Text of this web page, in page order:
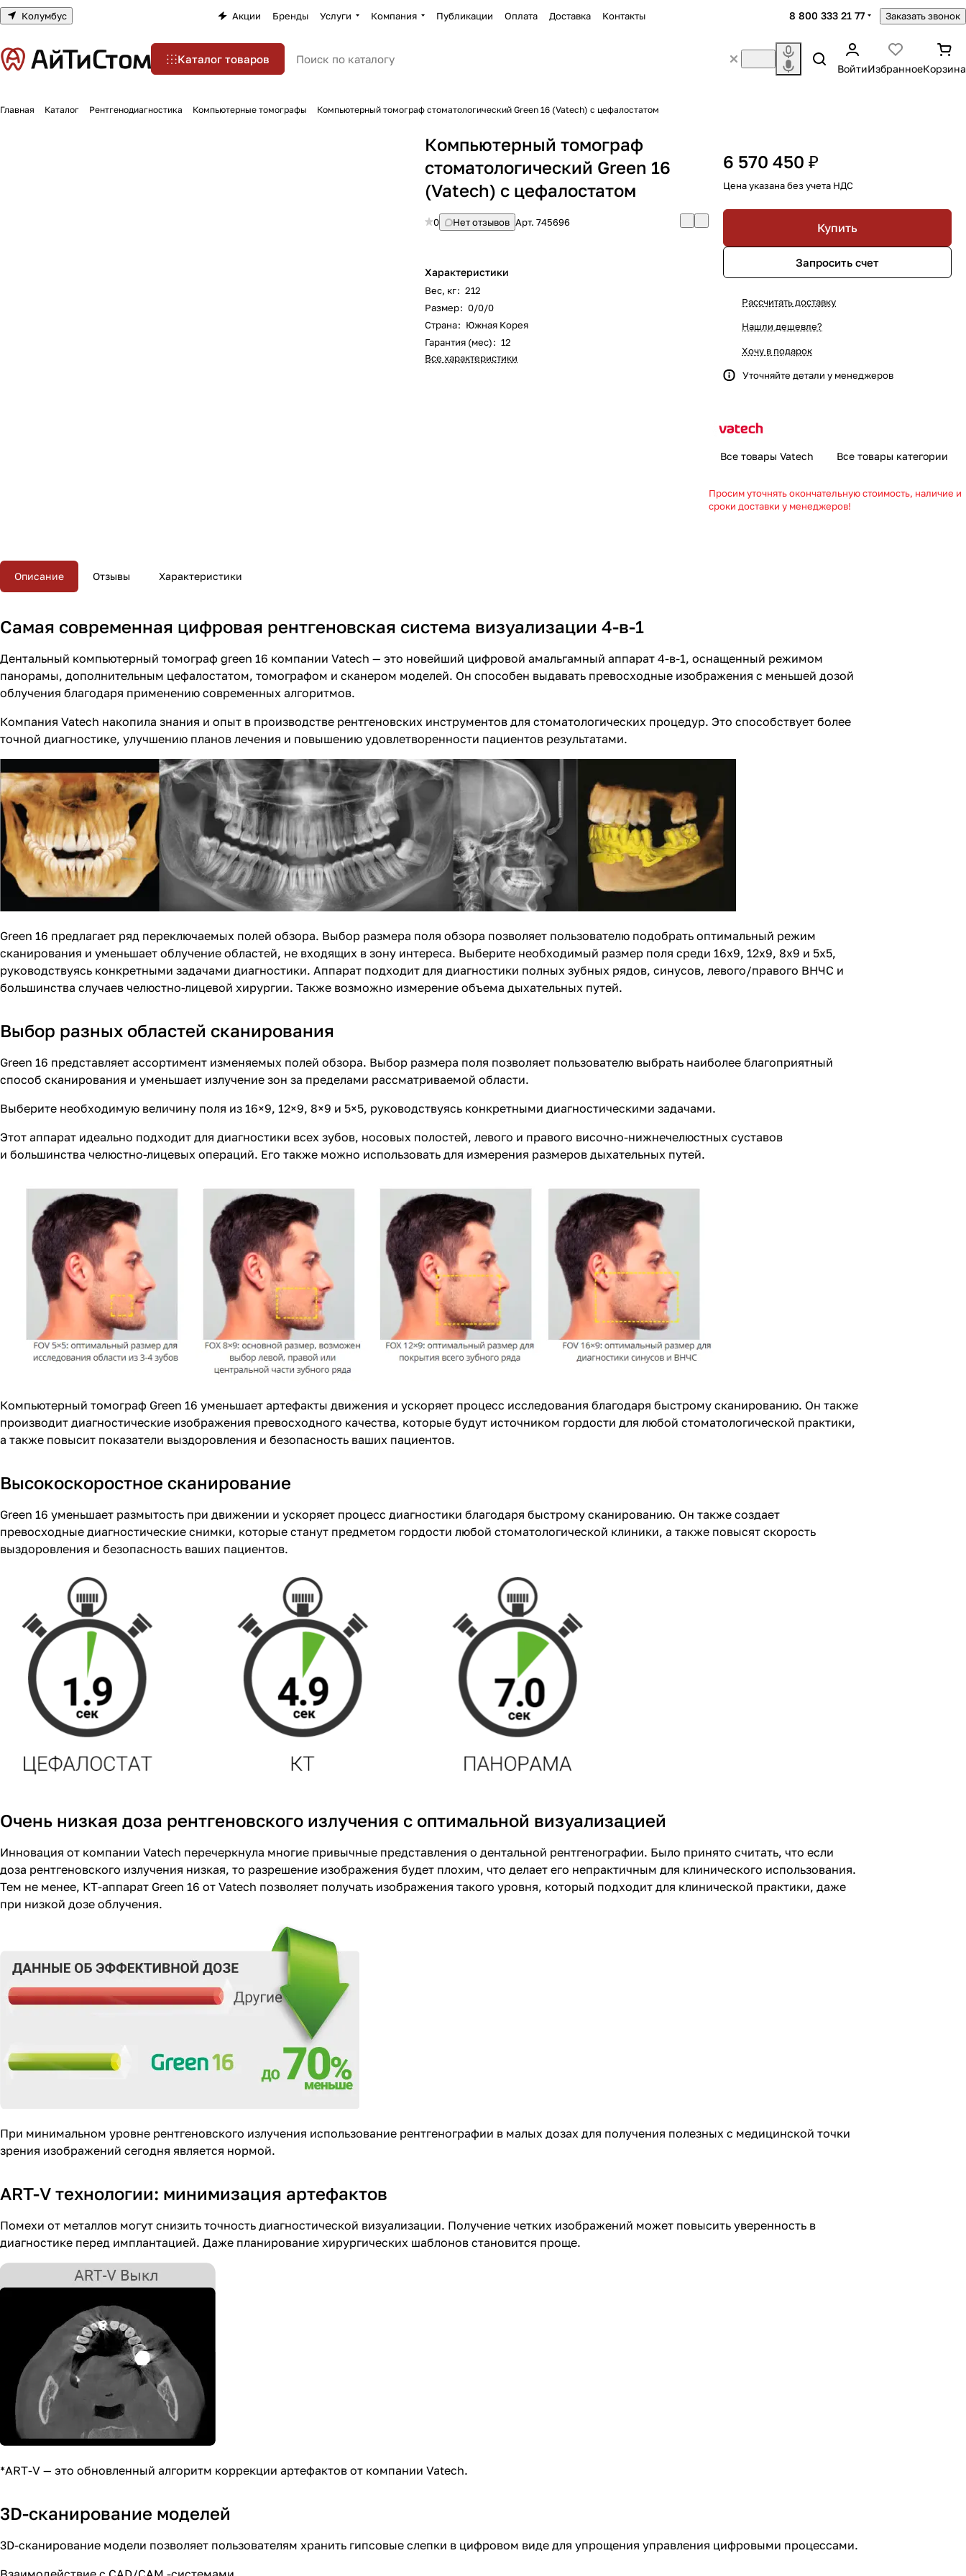
Колумбус Акции Бренды Услуги Компания Публикации Оплата Доставка Контакты 8 800 333 21 77 Заказать звонок
Каталог товаров
ВойтиИзбранноеКорзина
Главная Каталог Рентгенодиагностика Компьютерные томографы Компьютерный томограф стоматологический Green 16 (Vatech) с цефалостатом
Компьютерный томограф
стоматологический Green 16
(Vatech) с цефалостатом
0 Нет отзывов Арт.745696
Характеристики
Вес, кг: 212
Размер: 0/0/0
Страна: Южная Корея
Гарантия (мес): 12
Все характеристики
6 570 450 ₽
Цена указана без учета НДС
Купить
Запросить счет
Рассчитать доставку
Нашли дешевле?
Хочу в подарок
Уточняйте детали у менеджеров
Все товары Vatech Все товары категории
Просим уточнять окончательную стоимость, наличие и
сроки доставки у менеджеров!
Описание Отзывы Характеристики
Самая современная цифровая рентгеновская система визуализации 4-в-1
Дентальный компьютерный томограф green 16 компании Vatech — это новейший цифровой амальгамный аппарат 4-в-1, оснащенный режимом
панорамы, дополнительным цефалостатом, томографом и сканером моделей. Он способен выдавать превосходные изображения с меньшей дозой
облучения благодаря применению современных алгоритмов.
Компания Vatech накопила знания и опыт в производстве рентгеновских инструментов для стоматологических процедур. Это способствует более
точной диагностике, улучшению планов лечения и повышению удовлетворенности пациентов результатами.
Green 16 предлагает ряд переключаемых полей обзора. Выбор размера поля обзора позволяет пользователю подобрать оптимальный режим
сканирования и уменьшает облучение областей, не входящих в зону интереса. Выберите необходимый размер поля среди 16x9, 12x9, 8x9 и 5x5,
руководствуясь конкретными задачами диагностики. Аппарат подходит для диагностики полных зубных рядов, синусов, левого/правого ВНЧС и
большинства случаев челюстно-лицевой хирургии. Также возможно измерение объема дыхательных путей.
Выбор разных областей сканирования
Green 16 представляет ассортимент изменяемых полей обзора. Выбор размера поля позволяет пользователю выбрать наиболее благоприятный
способ сканирования и уменьшает излучение зон за пределами рассматриваемой области.
Выберите необходимую величину поля из 16×9, 12×9, 8×9 и 5×5, руководствуясь конкретными диагностическими задачами.
Этот аппарат идеально подходит для диагностики всех зубов, носовых полостей, левого и правого височно-нижнечелюстных суставов
и большинства челюстно-лицевых операций. Его также можно использовать для измерения размеров дыхательных путей.
Компьютерный томограф Green 16 уменьшает артефакты движения и ускоряет процесс исследования благодаря быстрому сканированию. Он также
производит диагностические изображения превосходного качества, которые будут источником гордости для любой стоматологической практики,
а также повысит показатели выздоровления и безопасность ваших пациентов.
Высокоскоростное сканирование
Green 16 уменьшает размытость при движении и ускоряет процесс диагностики благодаря быстрому сканированию. Он также создает
превосходные диагностические снимки, которые станут предметом гордости любой стоматологической клиники, а также повысят скорость
выздоровления и безопасность ваших пациентов.
Очень низкая доза рентгеновского излучения с оптимальной визуализацией
Инновация от компании Vatech перечеркнула многие привычные представления о дентальной рентгенографии. Было принято считать, что если
доза рентгеновского излучения низкая, то разрешение изображения будет плохим, что делает его непрактичным для клинического использования.
Тем не менее, КТ-аппарат Green 16 от Vatech позволяет получать изображения такого уровня, который подходит для клинической практики, даже
при низкой дозе облучения.
При минимальном уровне рентгеновского излучения использование рентгенографии в малых дозах для получения полезных с медицинской точки
зрения изображений сегодня является нормой.
ART-V технологии: минимизация артефактов
Помехи от металлов могут снизить точность диагностической визуализации. Получение четких изображений может повысить уверенность в
диагностике перед имплантацией. Даже планирование хирургических шаблонов становится проще.
*ART-V — это обновленный алгоритм коррекции артефактов от компании Vatech.
3D-сканирование моделей
3D-сканирование модели позволяет пользователям хранить гипсовые слепки в цифровом виде для упрощения управления цифровыми процессами.